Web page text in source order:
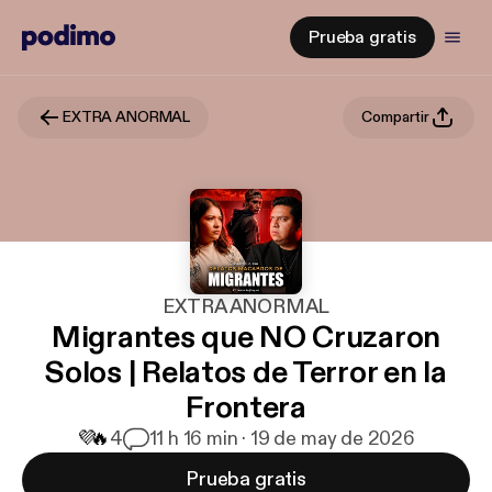
Prueba gratis
EXTRA ANORMAL Compartir
EXTRA ANORMAL
Migrantes que NO Cruzaron
Solos | Relatos de Terror en la
Frontera
💜🔥4 11 h 16 min · 19 de may de 2026
Prueba gratis